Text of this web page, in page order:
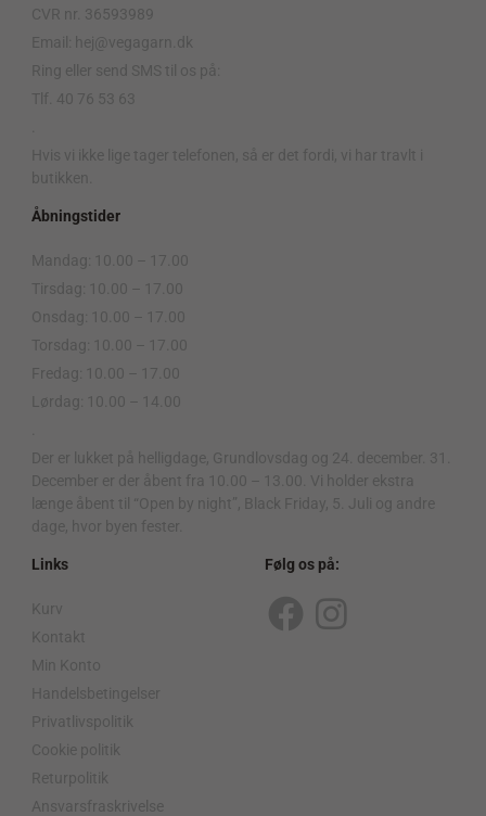
CVR nr. 36593989
Email: hej@vegagarn.dk
Ring eller send SMS til os på:
Tlf. 40 76 53 63
Hvis vi ikke lige tager telefonen, så er det fordi, vi har travlt i
butikken.
Åbningstider
Mandag: 10.00 – 17.00
Tirsdag: 10.00 – 17.00
Onsdag: 10.00 – 17.00
Torsdag: 10.00 – 17.00
Fredag: 10.00 – 17.00
Lørdag: 10.00 – 14.00
Der er lukket på helligdage, Grundlovsdag og 24. december. 31.
December er der åbent fra 10.00 – 13.00. Vi holder ekstra
længe åbent til “Open by night”, Black Friday, 5. Juli og andre
dage, hvor byen fester.
Links
Kurv
Kontakt
Min Konto
Handelsbetingelser
Privatlivspolitik
Cookie politik
Returpolitik
Ansvarsfraskrivelse
Følg os på:
F
I